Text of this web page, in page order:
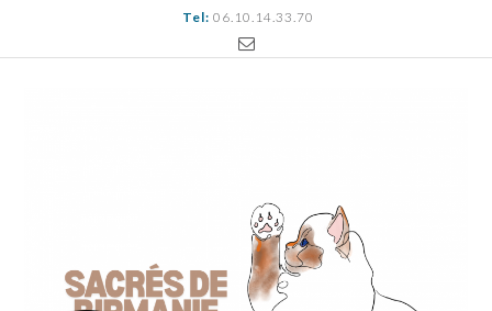
Tel: 06.10.14.33.70